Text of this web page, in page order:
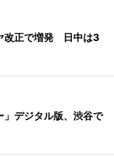
改正で増発 日中は3
」デジタル版、渋谷で